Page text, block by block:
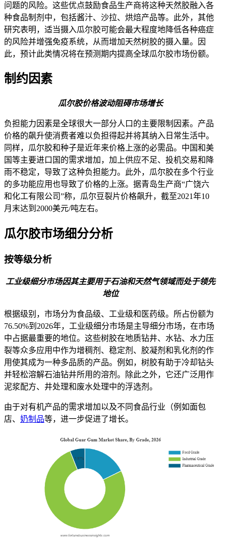
问题的风险。这些优点鼓励食品生产商将这种天然胶融入各​​
种食品制剂中，包括酱汁、沙拉、烘焙产品等。此外，其他
研究表明，适当摄入瓜尔胶可能会最大程度地降低各种癌症
的风险并增强免疫系统，从而增加天然树胶的摄入量。因
此，预计此类情况将在预测期内提高全球瓜尔胶市场份额。
制约因素
瓜尔胶价格波动阻碍市场增长
负担能力因素是全球很大一部分人口的主要限制因素。产品
价格的飙升使消费者难以负担得起并将其纳入日常生活中。
同样，瓜尔胶和种子是近年来价格上涨的必需品。中国和美
国等主要进口国的需求增加，加上供应不足、投机交易和降
雨不稳定，导致了这种负担能力。此外，瓜尔胶在多个行业
的多功能应用也导致了价格的上涨。据青岛生产商“广饶六
和化工有限公司”称，瓜尔豆裂片价格飙升，截至2021年10
月末达到2000美元/吨左右。
瓜尔胶市场细分分析
按等级分析
工业级细分市场因其主要用于石油和天然气领域而处于领先
地位
根据级别，市场分为食品级、工业级和医药级。所占份额为
76.50%到2026年，工业级细分市场是主导细分市场，在市场
中占据最重要的地位。这些树胶在地质钻井、水钻、水力压
裂等众多应用中作为增稠剂、稳定剂、胶凝剂和乳化剂的作
用使其成为一种多品质的产品。例如，树胶有助于冷却钻头
并轻松溶解石油钻井所用的溶剂。除此之外，它还广泛用作
泥浆配方、井处理和废水处理中的浮选剂。
由于对有机产品的需求增加以及不同食品行业（例如面包
店、 奶制品等，进一步促进了增长。